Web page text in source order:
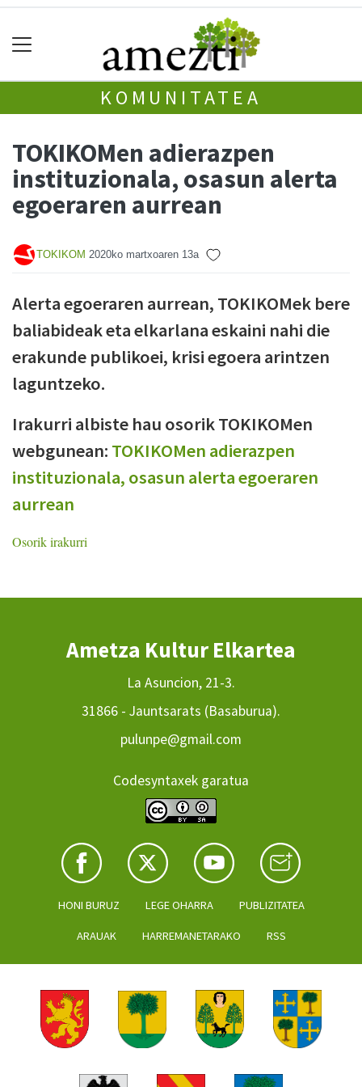
KOMUNITATEA
TOKIKOMen adierazpen
instituzionala, osasun alerta
egoeraren aurrean
TOKIKOM 2020ko martxoaren 13a
Alerta egoeraren aurrean, TOKIKOMek bere
baliabideak eta elkarlana eskaini nahi die
erakunde publikoei, krisi egoera arintzen
laguntzeko.
Irakurri albiste hau osorik TOKIKOMen
webgunean: TOKIKOMen adierazpen
instituzionala, osasun alerta egoeraren
aurrean
Osorik irakurri
Ametza Kultur Elkartea
La Asuncion, 21-3.
31866 - Jauntsarats (Basaburua).
pulunpe@gmail.com
Codesyntaxek garatua
HONI BURUZ LEGE OHARRA PUBLIZITATEA
ARAUAK HARREMANETARAKO RSS